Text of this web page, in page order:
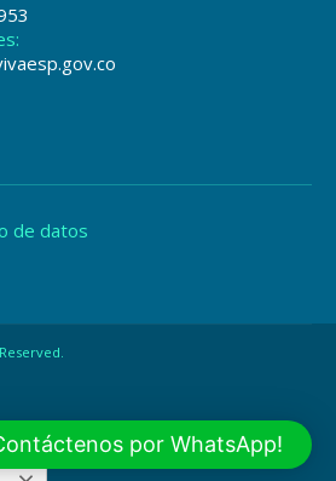
de datos
por WhatsApp!